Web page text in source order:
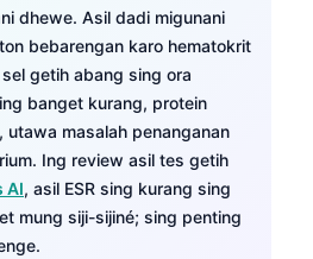
dhewe. Asil dadi migunani
bebarengan karo hematokrit
getih abang sing ora
banget kurang, protein
utawa masalah penanganan
Ing review asil tes getih
AI, asil ESR sing kurang sing
mung siji-sijiné; sing penting